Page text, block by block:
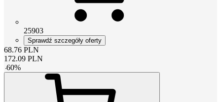
25903
Sprawdź szczegóły oferty
68.76 PLN
172.09 PLN
-60%